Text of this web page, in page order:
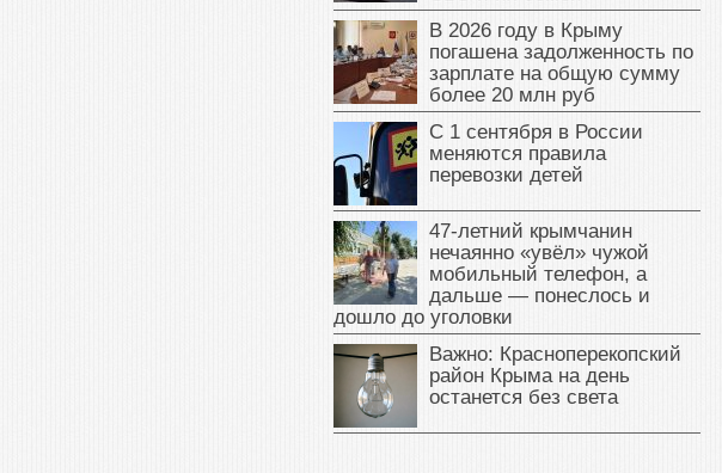
В 2026 году в Крыму
погашена задолженность по
зарплате на общую сумму
более 20 млн руб
С 1 сентября в России
меняются правила
перевозки детей
47‑летний крымчанин
нечаянно «увёл» чужой
мобильный телефон, а
дальше — понеслось и
дошло до уголовки
Важно: Красноперекопский
район Крыма на день
останется без света